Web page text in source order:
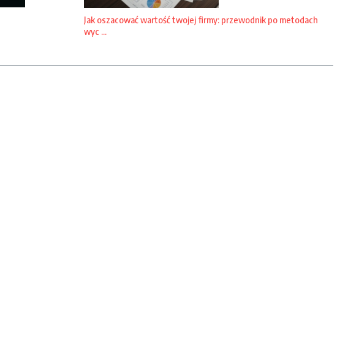
Jak oszacować wartość twojej firmy: przewodnik po metodach
wyc ...